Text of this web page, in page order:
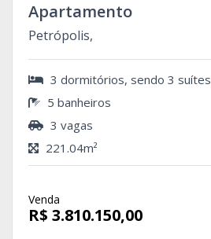
Apartamento
Petrópolis,
3 dormitórios, sendo 3 suítes
5 banheiros
3 vagas
221.04m²
Venda
R$ 3.810.150,00